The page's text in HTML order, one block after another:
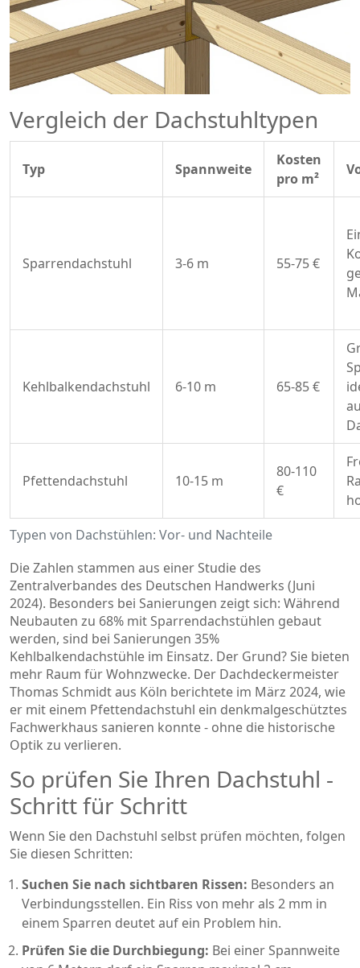
Vergleich der Dachstuhltypen
Typen von Dachstühlen: Vor- und Nachteile
Typ Spannweite
Kosten
pro m²
Sparrendachstuhl 3-6 m 55-75 €
Kehlbalkendachstuhl 6-10 m 65-85 €
Pfettendachstuhl 10-15 m
80-110
€
Die Zahlen stammen aus einer Studie des
Zentralverbandes des Deutschen Handwerks (Juni
2024). Besonders bei Sanierungen zeigt sich: Während
Neubauten zu 68% mit Sparrendachstühlen gebaut
werden, sind bei Sanierungen 35%
Kehlbalkendachstühle im Einsatz. Der Grund? Sie bieten
mehr Raum für Wohnzwecke. Der Dachdeckermeister
Thomas Schmidt aus Köln berichtete im März 2024, wie
er mit einem Pfettendachstuhl ein denkmalgeschütztes
Fachwerkhaus sanieren konnte - ohne die historische
Optik zu verlieren.
So prüfen Sie Ihren Dachstuhl -
Schritt für Schritt
Wenn Sie den Dachstuhl selbst prüfen möchten, folgen
Sie diesen Schritten:
Suchen Sie nach sichtbaren Rissen: Besonders an
Verbindungsstellen. Ein Riss von mehr als 2 mm in
einem Sparren deutet auf ein Problem hin.
Prüfen Sie die Durchbiegung: Bei einer Spannweite